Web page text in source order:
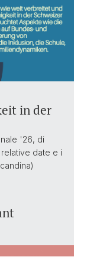
in der
'26, di
relative date e i